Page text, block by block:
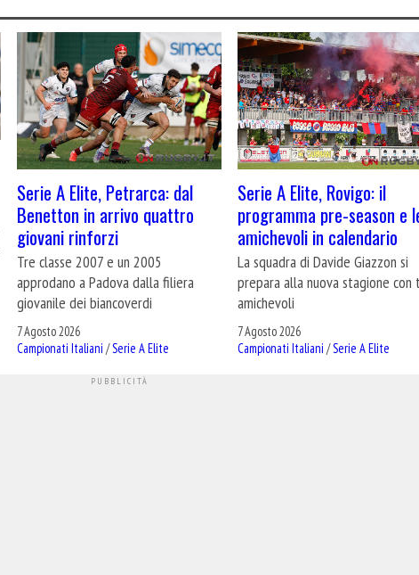
Serie A Elite, Petrarca: dal
Benetton in arrivo quattro
giovani rinforzi
Tre classe 2007 e un 2005
approdano a Padova dalla filiera
giovanile dei biancoverdi
7 Agosto 2026
Campionati Italiani /Serie A Elite
Serie A Elite, Rovigo: il
programma pre-season e
amichevoli in calendario
La squadra di Davide Giazzon si
prepara alla nuova stagione con
amichevoli
7 Agosto 2026
Campionati Italiani /Serie A Elite